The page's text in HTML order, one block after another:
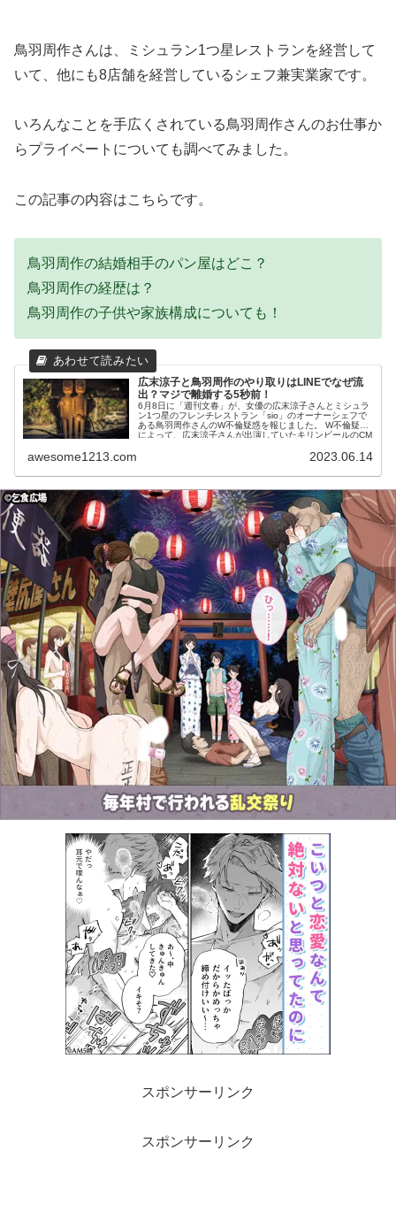
鳥羽周作さんは、ミシュラン1つ星レストランを経営して
いて、他にも8店舗を経営しているシェフ兼実業家です。
いろんなことを手広くされている鳥羽周作さんのお仕事か
らプライベートについても調べてみました。
この記事の内容はこちらです。
鳥羽周作の結婚相手のパン屋はどこ？
鳥羽周作の経歴は？
鳥羽周作の子供や家族構成についても！
広末涼子と鳥羽周作のやり取りはLINEでなぜ流
出？マジで離婚する5秒前！
6月8日に「週刊文春」が、女優の広末涼子さんとミシュラ
ン1つ星のフレンチレストラン「sio」のオーナーシェフで
ある鳥羽周作さんのW不倫疑惑を報じました。 W不倫疑惑
によって、広末涼子さんが出演していたキリンビールのCM
awesome1213.com 2023.06.14
スポンサーリンク
スポンサーリンク